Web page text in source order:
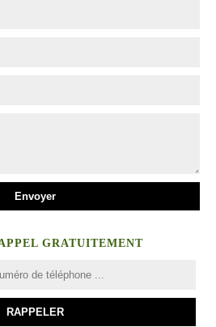
GRATUITEMENT